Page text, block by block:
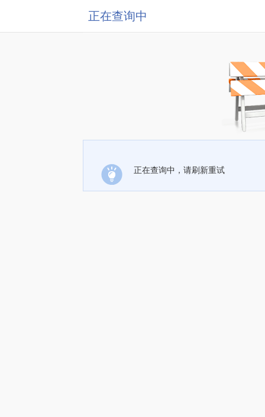
正在查询中
正在查询中，请刷新重试